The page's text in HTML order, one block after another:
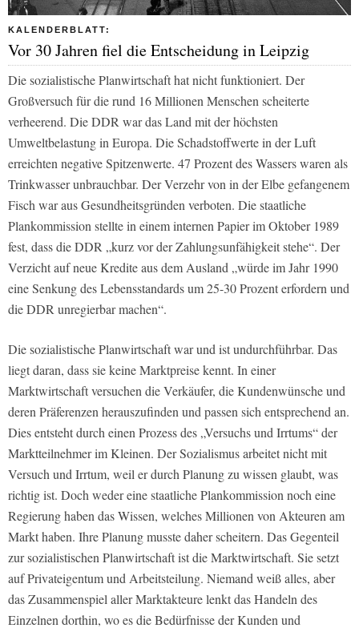
KALENDERBLATT:
Vor 30 Jahren fiel die Entscheidung in Leipzig
Die sozialistische Planwirtschaft hat nicht funktioniert. Der
Großversuch für die rund 16 Millionen Menschen scheiterte
verheerend. Die DDR war das Land mit der höchsten
Umweltbelastung in Europa. Die Schadstoffwerte in der Luft
erreichten negative Spitzenwerte. 47 Prozent des Wassers waren als
Trinkwasser unbrauchbar. Der Verzehr von in der Elbe gefangenem
Fisch war aus Gesundheitsgründen verboten. Die staatliche
Plankommission stellte in einem internen Papier im Oktober 1989
fest, dass die DDR „kurz vor der Zahlungsunfähigkeit stehe“. Der
Verzicht auf neue Kredite aus dem Ausland „würde im Jahr 1990
eine Senkung des Lebensstandards um 25-30 Prozent erfordern und
die DDR unregierbar machen“.
Die sozialistische Planwirtschaft war und ist undurchführbar. Das
liegt daran, dass sie keine Marktpreise kennt. In einer
Marktwirtschaft versuchen die Verkäufer, die Kundenwünsche und
deren Präferenzen herauszufinden und passen sich entsprechend an.
Dies entsteht durch einen Prozess des „Versuchs und Irrtums“ der
Marktteilnehmer im Kleinen. Der Sozialismus arbeitet nicht mit
Versuch und Irrtum, weil er durch Planung zu wissen glaubt, was
richtig ist. Doch weder eine staatliche Plankommission noch eine
Regierung haben das Wissen, welches Millionen von Akteuren am
Markt haben. Ihre Planung musste daher scheitern. Das Gegenteil
zur sozialistischen Planwirtschaft ist die Marktwirtschaft. Sie setzt
auf Privateigentum und Arbeitsteilung. Niemand weiß alles, aber
das Zusammenspiel aller Marktakteure lenkt das Handeln des
Einzelnen dorthin, wo es die Bedürfnisse der Kunden und